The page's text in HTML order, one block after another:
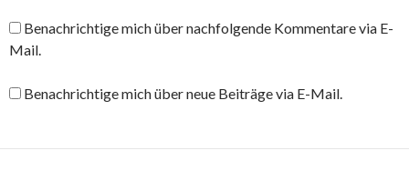
Benachrichtige mich über nachfolgende Kommentare via E-
Mail.
Benachrichtige mich über neue Beiträge via E-Mail.